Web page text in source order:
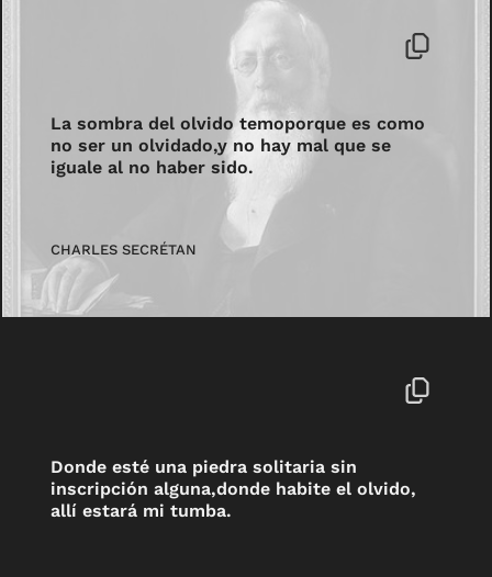
La sombra del olvido temoporque es como
no ser un olvidado,y no hay mal que se
iguale al no haber sido.
CHARLES SECRÉTAN
Donde esté una piedra solitaria sin
inscripción alguna,donde habite el olvido,
allí estará mi tumba.